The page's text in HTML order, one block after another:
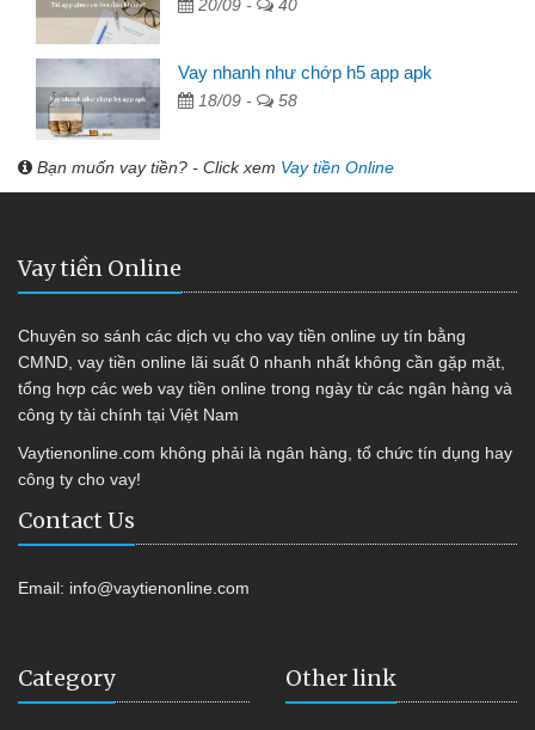
20/09 - 40
Vay nhanh như chớp h5 app apk
18/09 - 58
Bạn muốn vay tiền? - Click xem Vay tiền Online
Vay tiền Online
Chuyên so sánh các dịch vụ cho vay tiền online uy tín bằng
CMND, vay tiền online lãi suất 0 nhanh nhất không cần gặp mặt,
tổng hợp các web vay tiền online trong ngày từ các ngân hàng và
công ty tài chính tại Việt Nam
Vaytienonline.com không phải là ngân hàng, tổ chức tín dụng hay
công ty cho vay!
Contact Us
Email: info@vaytienonline.com
Category Other link